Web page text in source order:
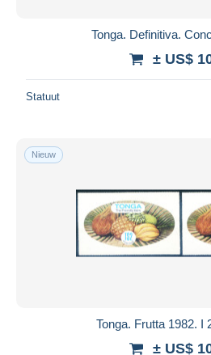
Tonga. Definitiva.
± US$
Statuut
Nieuw
Tonga. Frutta 1982. I
± US$